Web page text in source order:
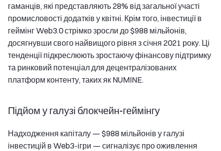
гаманців, які представляють 28% від загальної участі
промисловості додатків у квітні. Крім того, інвестиції в
геймінг Web3.0 стрімко зросли до $988 мільйонів,
досягнувши свого найвищого рівня з січня 2021 року. Ці
тенденції підкреслюють зростаючу фінансову підтримку
та ринковий потенціал для децентралізованих
платформ контенту, таких як NUMINE.
Підйом у галузі блокчейн-геймінгу
Надходження капіталу — $988 мільйонів у галузі
інвестицій в Web3-ігри — сигналізує про оживлення